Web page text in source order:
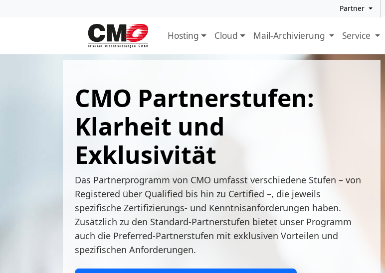
Partner
Hosting Cloud Mail-Archivierung Service
CMO Partnerstufen:
Klarheit und
Exklusivität
Das Partnerprogramm von CMO umfasst verschiedene Stufen – von
Registered über Qualified bis hin zu Certified –, die jeweils
spezifische Zertifizierungs- und Kenntnisanforderungen haben.
Zusätzlich zu den Standard-Partnerstufen bietet unser Programm
auch die Preferred-Partnerstufen mit exklusiven Vorteilen und
spezifischen Anforderungen.